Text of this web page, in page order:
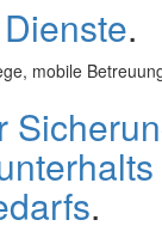
.
mobile
.